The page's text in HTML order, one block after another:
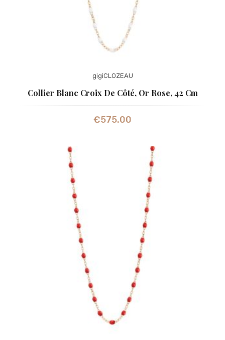
gigiCLOZEAU
Collier Blanc Croix De Côté, Or Rose, 42 Cm
€575.00